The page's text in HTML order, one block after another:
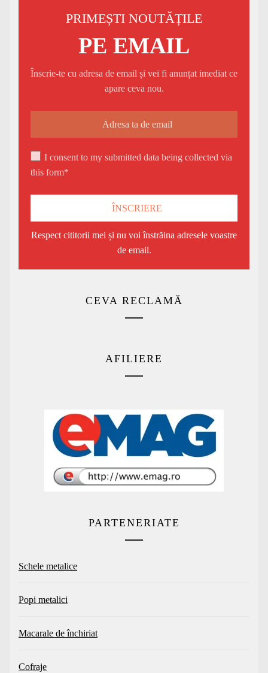
PRIMEȘTI NOUTĂȚILE
PE EMAIL
Înscrie-te cu adresa de email și vei fi anunțat imediat ce
apare ceva nou.
I consent to my submitted data being collected via
this form*
Respect cititorii mei și nu voi înstrăina adresele voastre
de email.
CEVA RECLAMĂ
AFILIERE
PARTENERIATE
Schele metalice
Popi metalici
Macarale de închiriat
Cofraje